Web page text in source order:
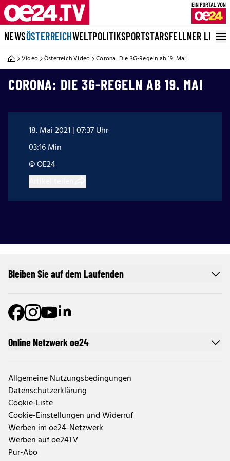
NEWSÖSTERREICHWELTPOLITIKSPORTSTARSFELLNER LIVE
Video Österreich Video Corona: Die 3G-Regeln ab 19. Mai
CORONA: DIE 3G-REGELN AB 19. MAI
18. Mai 2021 | 07:37 Uhr
03:16 Min
© OE24
Online Netzwerk oe24
Allgemeine Nutzungsbedingungen
Datenschutzerklärung
Cookie-Liste
Cookie-Einstellungen und Widerruf
Werben im oe24-Netzwerk
Werben auf oe24TV
Pur-Abo
Bleiben Sie auf dem Laufenden